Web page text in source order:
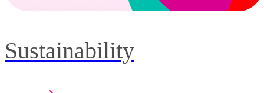
Sustainability